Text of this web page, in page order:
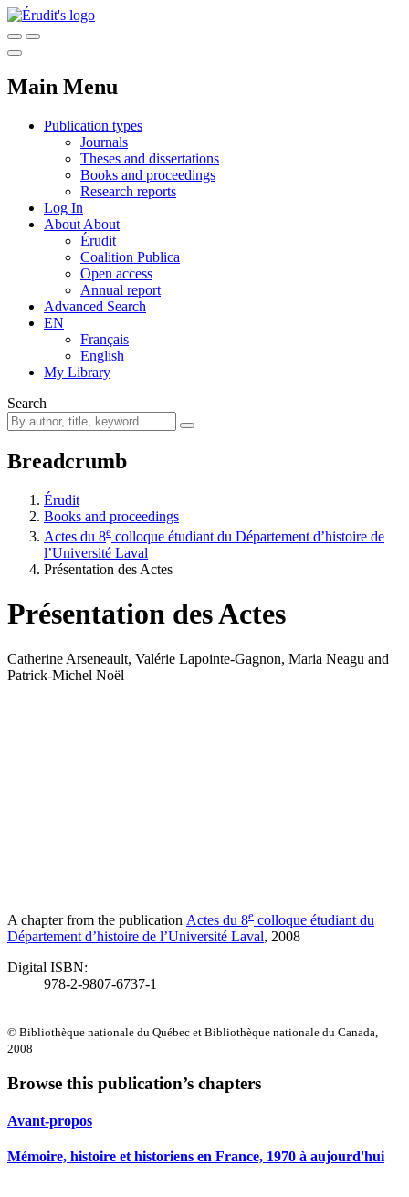
Main Menu
Publication types
Journals
Theses and dissertations
Books and proceedings
Research reports
Log In
About About
Érudit
Coalition Publica
Open access
Annual report
Advanced Search
EN
Français
English
My Library
Search
Breadcrumb
Érudit
Books and proceedings
Actes du 8e colloque étudiant du Département d’histoire de
l’Université Laval
Présentation des Actes
Présentation des Actes
Catherine Arseneault, Valérie Lapointe-Gagnon, Maria Neagu and
Patrick-Michel Noël
A chapter from the publication Actes du 8e colloque étudiant du
Département d’histoire de l’Université Laval, 2008
Digital ISBN:
978-2-9807-6737-1
© Bibliothèque nationale du Québec et Bibliothèque nationale du Canada,
2008
Browse this publication’s chapters
Avant-propos
Mémoire, histoire et historiens en France, 1970 à aujourd'hui